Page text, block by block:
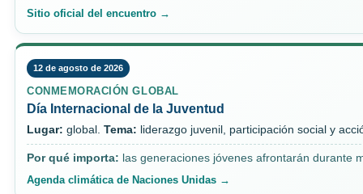
Sitio oficial del encuentro →
12 de agosto de 2026
CONMEMORACIÓN GLOBAL
Día Internacional de la Juventud
Lugar: global. Tema: liderazgo juvenil, participación social y
Por qué importa: las generaciones jóvenes afrontarán durante
Agenda climática de Naciones Unidas →